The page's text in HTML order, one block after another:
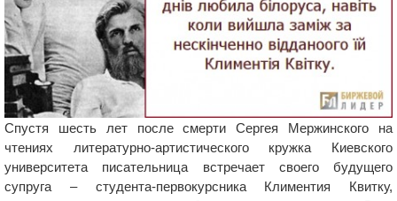
Спустя шесть лет после смерти Сергея Мержинского на
чтениях литературно-артистического кружка Киевского
университета писательница встречает своего будущего
супруга – студента-первокурсника Климентия Квитку,